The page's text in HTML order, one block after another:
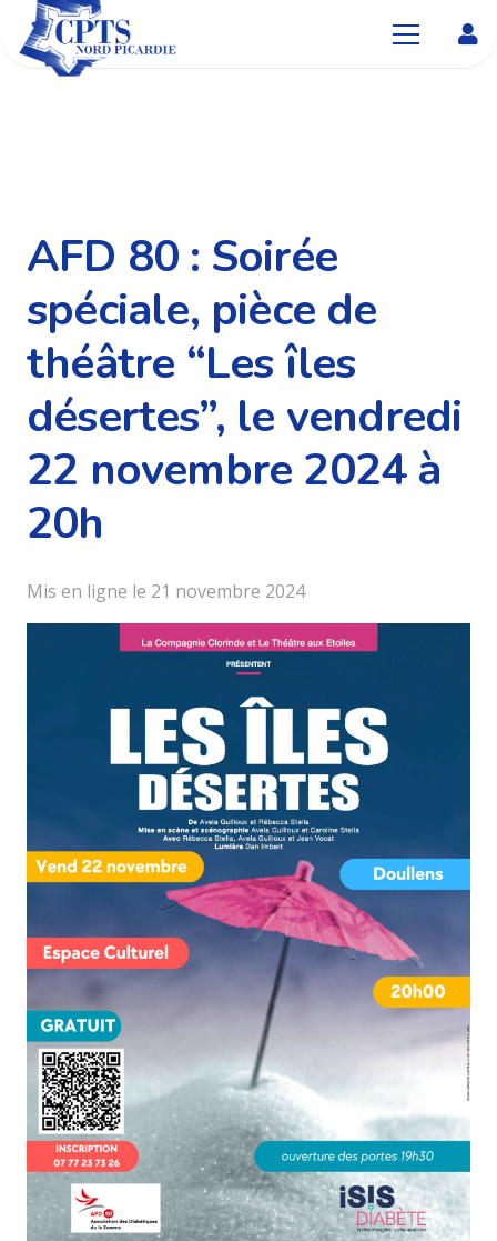
AFD 80 : Soirée
spéciale, pièce de
théâtre “Les îles
désertes”, le vendredi
22 novembre 2024 à
20h
Mis en ligne le 21 novembre 2024